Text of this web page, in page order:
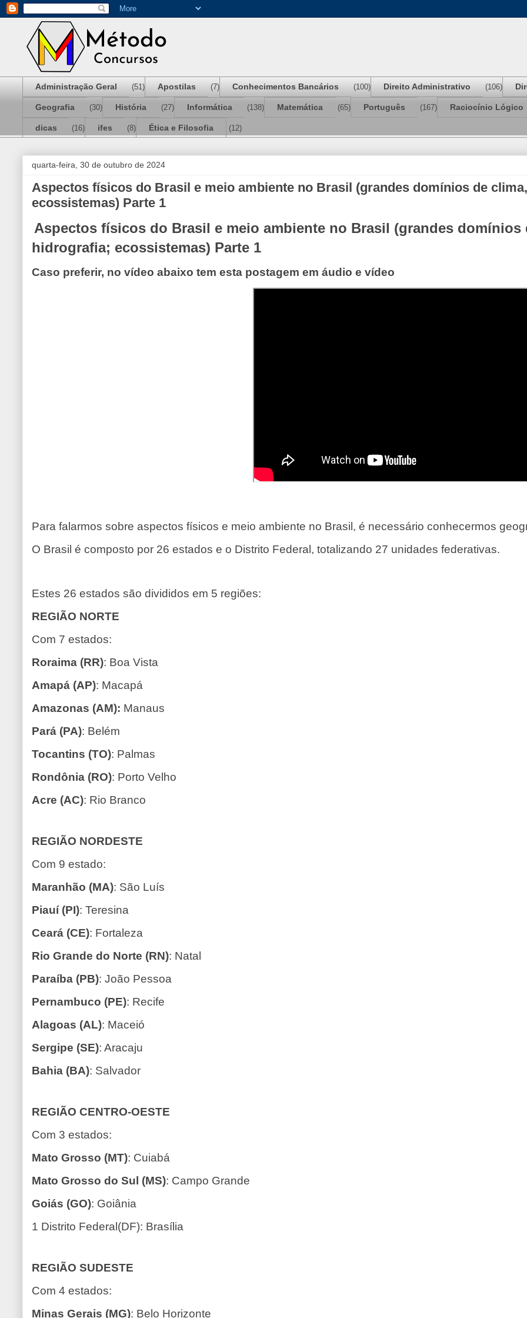
Administração Geral (51) Apostilas (7) Conhecimentos Bancários (100) Direito Administrativo (106)
Geografia (30) História (27) Informática (138) Matemática (65) Português (167) Raciocínio Lógico
dicas (16) ifes (8) Ética e Filosofia (12)
quarta-feira, 30 de outubro de 2024
Aspectos físicos do Brasil e meio ambiente no Brasil (grandes domínios de
ecossistemas) Parte 1
Aspectos físicos do Brasil e meio ambiente no Brasil (grandes domínios
hidrografia; ecossistemas) Parte 1
Caso preferir, no vídeo abaixo tem esta postagem em áudio e vídeo
Para falarmos sobre aspectos físicos e meio ambiente no Brasil, é necessário conhecermos
O Brasil é composto por 26 estados e o Distrito Federal, totalizando 27 unidades federativas.
Estes 26 estados são divididos em 5 regiões:
REGIÃO NORTE
Com 7 estados:
Roraima (RR): Boa Vista
Amapá (AP): Macapá
Amazonas (AM): Manaus
Pará (PA): Belém
Tocantins (TO): Palmas
Rondônia (RO): Porto Velho
Acre (AC): Rio Branco
REGIÃO NORDESTE
Com 9 estado:
Maranhão (MA): São Luís
Piauí (PI): Teresina
Ceará (CE): Fortaleza
Rio Grande do Norte (RN): Natal
Paraíba (PB): João Pessoa
Pernambuco (PE): Recife
Alagoas (AL): Maceió
Sergipe (SE): Aracaju
Bahia (BA): Salvador
REGIÃO CENTRO-OESTE
Com 3 estados:
Mato Grosso (MT): Cuiabá
Mato Grosso do Sul (MS): Campo Grande
Goiás (GO): Goiânia
1 Distrito Federal(DF): Brasília
REGIÃO SUDESTE
Com 4 estados:
Minas Gerais (MG): Belo Horizonte